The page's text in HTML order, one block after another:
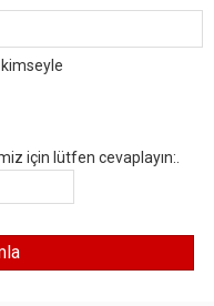
için lütfen cevaplayın:.